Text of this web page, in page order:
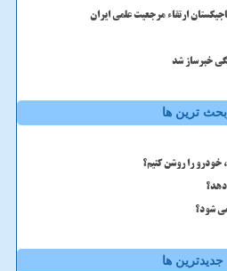
ارتقاء مرجعیت علمی ایران
ترین ها
را روشن کنیم؟
دهد؟
شود؟
جدیدترین ها